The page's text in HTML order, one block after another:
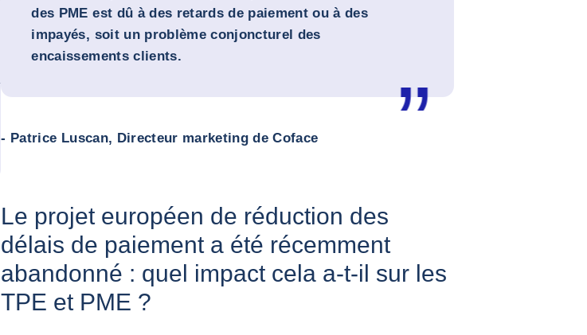
des PME est dû à des retards de paiement ou à des
impayés, soit un problème conjoncturel des
encaissements clients.
- Patrice Luscan, Directeur marketing de Coface
Le projet européen de réduction des
délais de paiement a été récemment
abandonné : quel impact cela a-t-il sur les
TPE et PME ?